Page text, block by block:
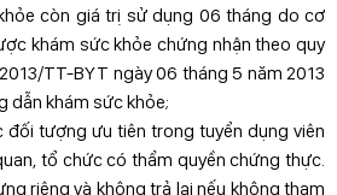
còn giá trị sử dụng 06 tháng do cơ
khám sức khỏe chứng nhận theo quy
TT-BYT ngày 06 tháng 5 năm 2013
dẫn khám sức khỏe;
đối tượng ưu tiên trong tuyển dụng viên
tổ chức có thẩm quyền chứng thực.
riêng và không trả lại nếu không tham